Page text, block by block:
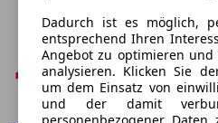
Dadurch ist es möglich,
entsprechend Ihren
Angebot zu optimieren und
analysieren. Klicken Sie
um dem Einsatz von
und der damit